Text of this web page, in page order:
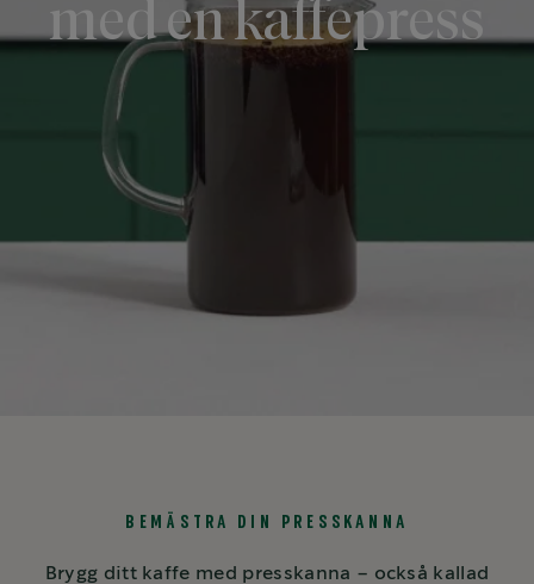
med en kaffepress
BEMÄSTRA DIN PRESSKANNA
Brygg ditt kaffe med presskanna – också kallad